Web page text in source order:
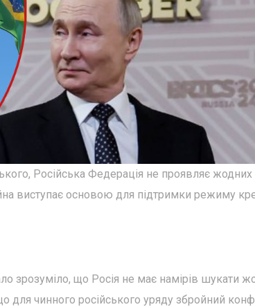
Російська Федерація не проявляє жодних
виступає основою для підтримки режиму
зрозуміло, що Росія не має намірів шукати
для чинного російського уряду збройний